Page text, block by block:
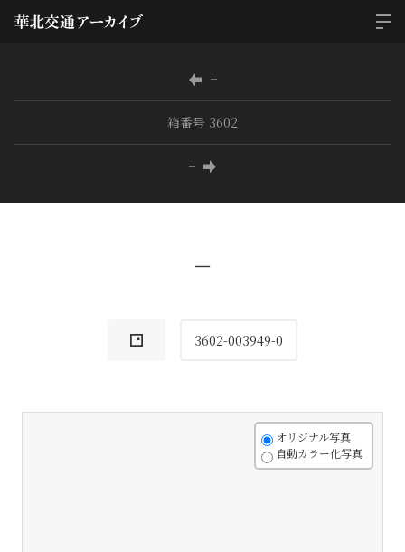
−
箱番号 3602
−
−
3602-003949-0
オリジナル写真
自動カラー化写真